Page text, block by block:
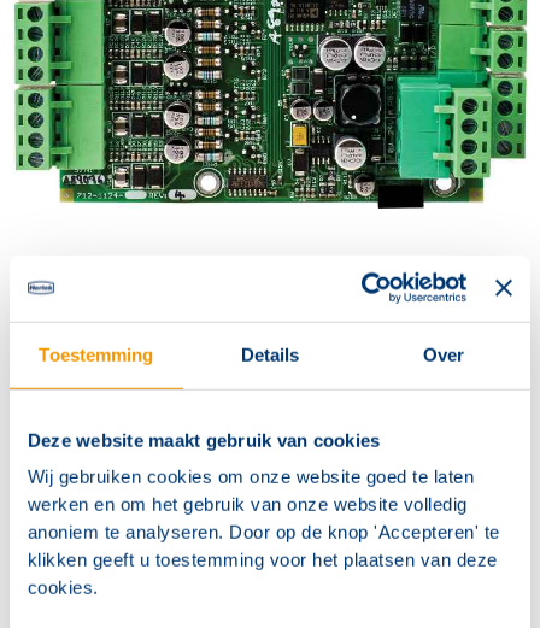
Toestemming Details Over
Deze website maakt gebruik van cookies
Wij gebruiken cookies om onze website goed te laten
werken en om het gebruik van onze website volledig
anoniem te analyseren. Door op de knop 'Accepteren' te
klikken geeft u toestemming voor het plaatsen van deze
cookies.
Contact
Penta 5000 uitbreidingskaart voor inlezen van
maximaal 8 conventionele meldergroepen.
Geen additionele hardware noodzakelijk
Eenvoudig conventionele melders inkoppelen
8 Conventionele meldergroepen